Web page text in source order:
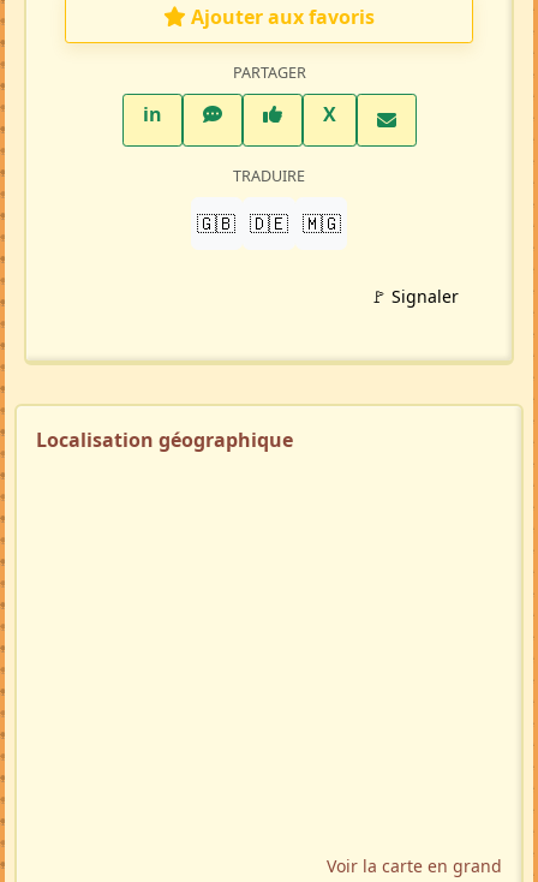
Ajouter aux favoris
PARTAGER
inLinkedInWhatsAppFacebook
XTwitter X
TRADUIRE
🇬🇧 🇩🇪 🇲🇬
🚩 Signaler
Localisation géographique
Voir la carte en grand